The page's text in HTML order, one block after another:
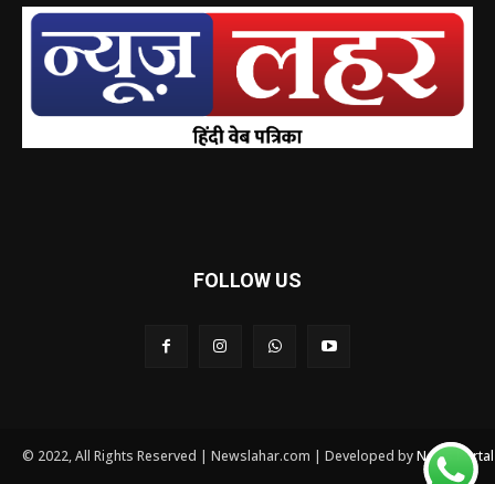
FOLLOW US
© 2022, All Rights Reserved | Newslahar.com | Developed byNews